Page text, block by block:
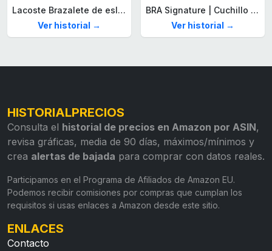
Lacoste Brazalete de eslabón para Hombre Colección STENCIL de Acero inoxidable
Ver historial →
BRA Signature | Cuchillo tomatero 120 mm, Acero Inoxidable alemán forjado con Molibdeno Vanadio, Mango Remachado ABS, Diseño Ergonómico, Hoja 1,6 mm espesor
Ver historial →
HISTORIALPRECIOS
Consulta el historial de precios en Amazon por ASIN,
revisa gráficas, media de 90 días, máximos/mínimos y
crea alertas de bajada para comprar con datos reales.
Participamos en el Programa de Afiliados de Amazon EU.
Podemos recibir comisiones por compras que cumplan los
requisitos si usas enlaces a Amazon desde este sitio.
ENLACES
Contacto